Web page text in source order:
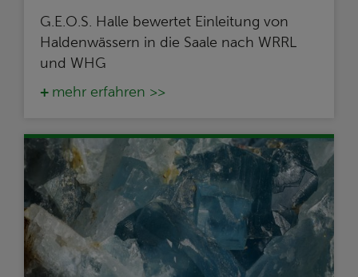
G.E.O.S. Halle bewertet Einleitung von
Haldenwässern in die Saale nach WRRL
und WHG
mehr erfahren >>